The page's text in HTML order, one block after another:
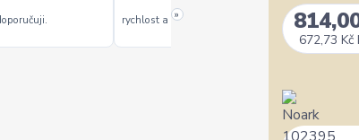
rychlost a kvalitu objednavky
»
672,73 Kč